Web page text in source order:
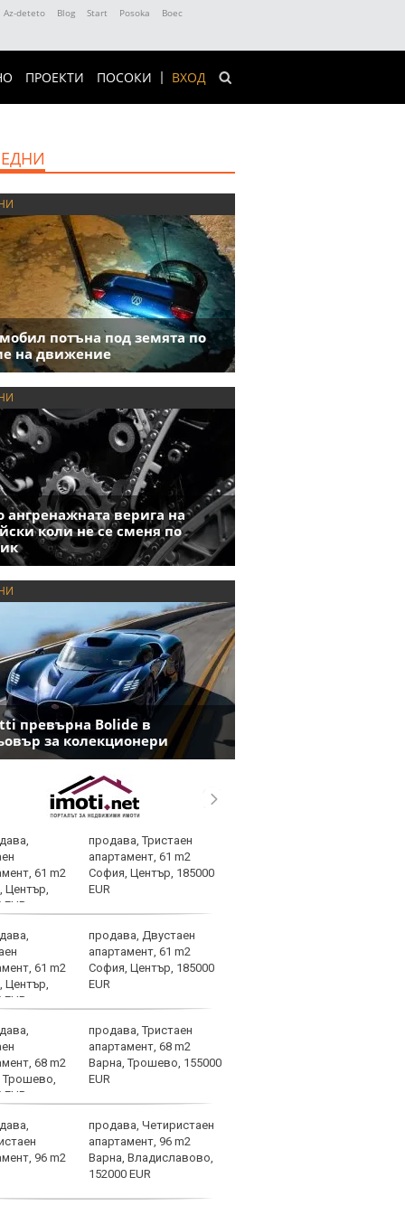
Az-deteto Blog Start Posoka
Boec
ВХОД
ПРОЕКТИ ПОСОКИ
потъна под земята по
на движение
ангренажната верига на
коли не се сменя по
превърна Bolide в
за колекционери
продава, Тристаен
апартамент, 61 m2
София, Център, 185000
EUR
продава, Двустаен
апартамент, 61 m2
София, Център, 185000
EUR
продава, Тристаен
апартамент, 68 m2
Варна, Трошево, 155000
EUR
продава, Четиристаен
апартамент, 96 m2
Варна, Владиславово,
152000 EUR